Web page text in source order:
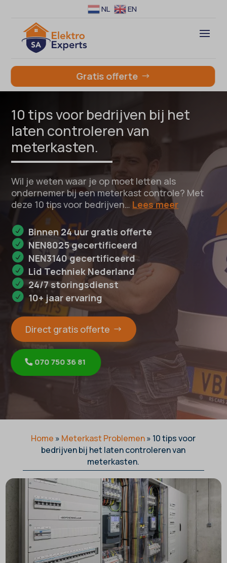
NL EN
Gratis offerte
10 tips voor bedrijven bij het
laten controleren van
meterkasten.
Wil je weten waar je op moet letten als
ondernemer bij een meterkast controle? Met
deze 10 tips voor bedrijven… Lees meer
Binnen 24 uur gratis offerte
NEN8025 gecertificeerd
NEN3140 gecertificeerd
Lid Techniek Nederland
24/7 storingsdienst
10+ jaar ervaring
Direct gratis offerte
070 750 36 81
Home » Meterkast Problemen» 10 tips voor
bedrijven bij het laten controleren van
meterkasten.